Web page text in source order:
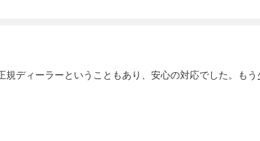
規ディーラーということもあり、安心の対応でした。も